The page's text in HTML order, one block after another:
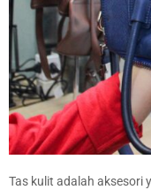
Tas kulit adalah aksesori